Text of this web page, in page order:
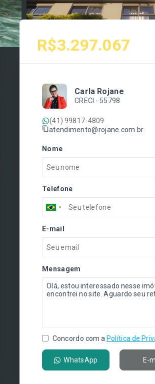
R$3.297.067
Carla Rojane
CRECI - 55798
(41) 99817-4809
atendimento@rojane.com.br
Nome
Telefone
E-mail
Mensagem
Concordo com a Política de
WhatsApp E-